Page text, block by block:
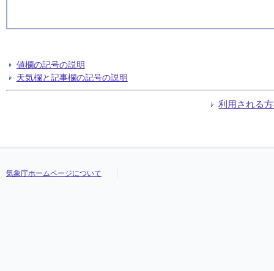
値欄の記号の説明
天気欄と記事欄の記号の説明
利用される
気象庁ホームページについて